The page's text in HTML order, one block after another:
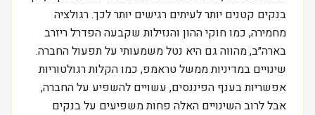
בנקים קטנים יותר לעיתים רגישים יותר לכך. רגולציה
מחמירה, כמו חוקי ההון והנזילות שקבעה הפדרל ריזרב
בארה״ב, מהווה גם היא נטל משמעותי על תפעול החברה.
שינויים במדיניות ממשל טראמפ, כמו הקלות רגולטוריות
אפשריות בענף הפיננסים, עשויים להשפיע על החברה,
אבל לרוב השינויים האלה פחות משפיעים על בנקים